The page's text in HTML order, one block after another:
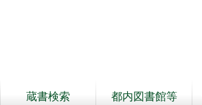
蔵書検索
都内図書館等